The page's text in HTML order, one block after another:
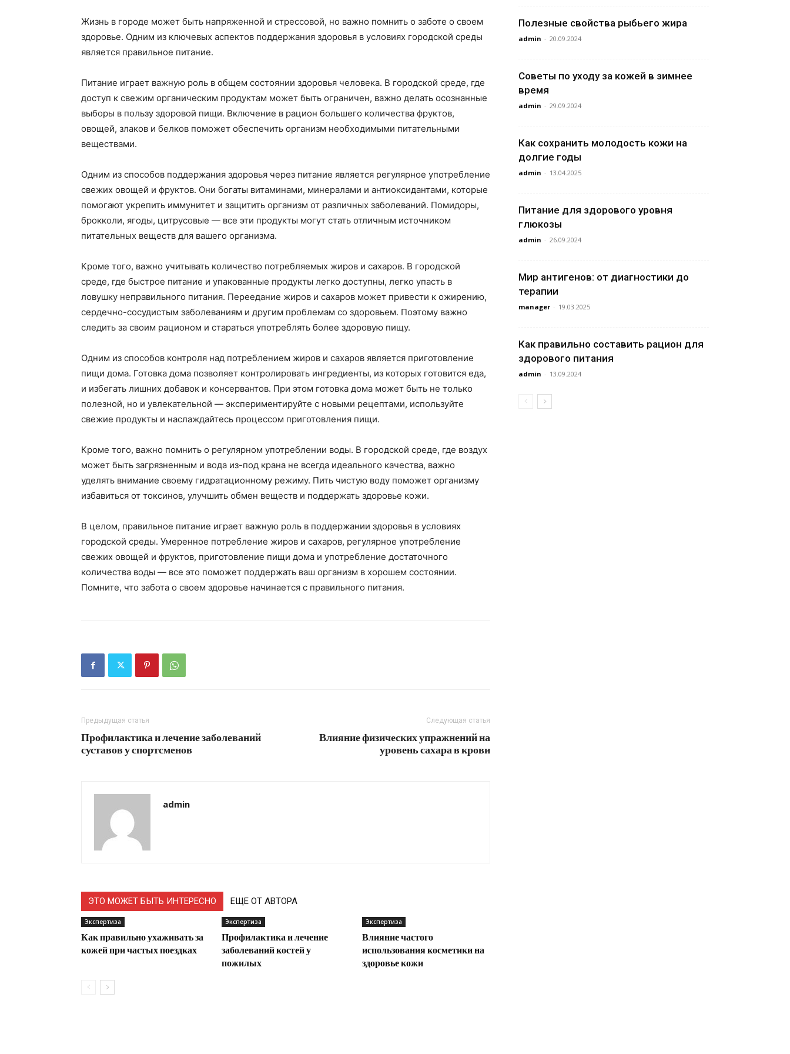
Жизнь в городе может быть напряженной и стрессовой, но важно помнить о заботе о своем
здоровье. Одним из ключевых аспектов поддержания здоровья в условиях городской среды
является правильное питание.
Питание играет важную роль в общем состоянии здоровья человека. В городской среде, где
доступ к свежим органическим продуктам может быть ограничен, важно делать осознанные
выборы в пользу здоровой пищи. Включение в рацион большего количества фруктов,
овощей, злаков и белков поможет обеспечить организм необходимыми питательными
веществами.
Одним из способов поддержания здоровья через питание является регулярное употребление
свежих овощей и фруктов. Они богаты витаминами, минералами и антиоксидантами, которые
помогают укрепить иммунитет и защитить организм от различных заболеваний. Помидоры,
брокколи, ягоды, цитрусовые — все эти продукты могут стать отличным источником
питательных веществ для вашего организма.
Кроме того, важно учитывать количество потребляемых жиров и сахаров. В городской
среде, где быстрое питание и упакованные продукты легко доступны, легко упасть в
ловушку неправильного питания. Переедание жиров и сахаров может привести к ожирению,
сердечно-сосудистым заболеваниям и другим проблемам со здоровьем. Поэтому важно
следить за своим рационом и стараться употреблять более здоровую пищу.
Одним из способов контроля над потреблением жиров и сахаров является приготовление
пищи дома. Готовка дома позволяет контролировать ингредиенты, из которых готовится еда,
и избегать лишних добавок и консервантов. При этом готовка дома может быть не только
полезной, но и увлекательной — экспериментируйте с новыми рецептами, используйте
свежие продукты и наслаждайтесь процессом приготовления пищи.
Кроме того, важно помнить о регулярном употреблении воды. В городской среде, где воздух
может быть загрязненным и вода из-под крана не всегда идеального качества, важно
уделять внимание своему гидратационному режиму. Пить чистую воду поможет организму
избавиться от токсинов, улучшить обмен веществ и поддержать здоровье кожи.
В целом, правильное питание играет важную роль в поддержании здоровья в условиях
городской среды. Умеренное потребление жиров и сахаров, регулярное употребление
свежих овощей и фруктов, приготовление пищи дома и употребление достаточного
количества воды — все это поможет поддержать ваш организм в хорошем состоянии.
Помните, что забота о своем здоровье начинается с правильного питания.
Предыдущая статья
Профилактика и лечение заболеваний
суставов у спортсменов
Следующая статья
Влияние физических упражнений на
уровень сахара в крови
admin
ЭТО МОЖЕТ БЫТЬ ИНТЕРЕСНО ЕЩЕ ОТ АВТОРА
Экспертиза
Как правильно ухаживать за
кожей при частых поездках
Экспертиза
Профилактика и лечение
заболеваний костей у
пожилых
Экспертиза
Влияние частого
использования косметики на
здоровье кожи
Полезные свойства рыбьего жира
admin - 20.09.2024
Советы по уходу за кожей в зимнее
время
admin - 29.09.2024
Как сохранить молодость кожи на
долгие годы
admin - 13.04.2025
Питание для здорового уровня
глюкозы
admin - 26.09.2024
Мир антигенов: от диагностики до
терапии
manager - 19.03.2025
Как правильно составить рацион для
здорового питания
admin - 13.09.2024